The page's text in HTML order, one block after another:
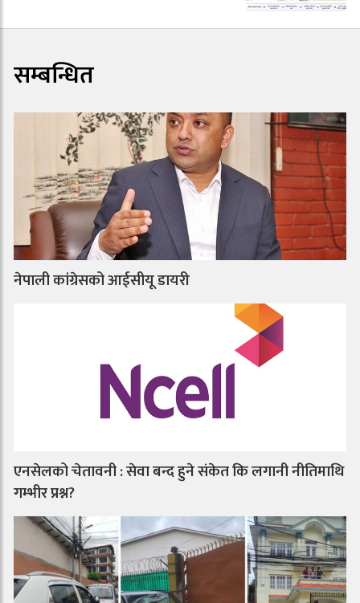
सम्बन्धित
नेपाली कांग्रेसको आईसीयू डायरी
एनसेलको चेतावनी : सेवा बन्द हुने संकेत कि लगानी नीतिमाथि
गम्भीर प्रश्न?